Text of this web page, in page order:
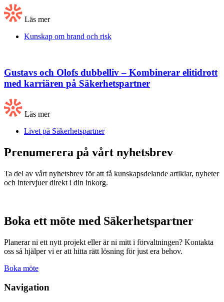
Läs mer
Kunskap om brand och risk
Gustavs och Olofs dubbelliv – Kombinerar elitidrott
med karriären på Säkerhetspartner
Läs mer
Livet på Säkerhetspartner
Prenumerera på vårt nyhetsbrev
Ta del av vårt nyhetsbrev för att få kunskapsdelande artiklar, nyheter
och intervjuer direkt i din inkorg.
Boka ett möte med Säkerhetspartner
Planerar ni ett nytt projekt eller är ni mitt i förvaltningen? Kontakta
oss så hjälper vi er att hitta rätt lösning för just era behov.
Boka möte
Navigation